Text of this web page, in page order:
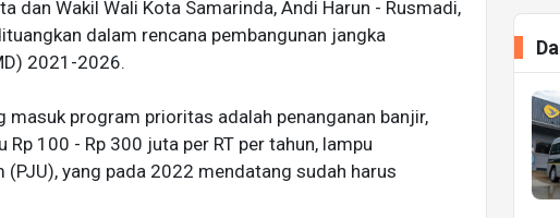
dan Wakil Wali Kota Samarinda, Andi Harun - Rusmadi,
dalam rencana pembangunan jangka
2021-2026.
masuk program prioritas adalah penanganan banjir,
Rp 100 - Rp 300 juta per RT per tahun, lampu
(PJU), yang pada 2022 mendatang sudah harus